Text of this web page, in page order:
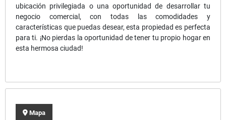
ubicación privilegiada o una oportunidad de desarrollar tu
negocio comercial, con todas las comodidades y
características que puedas desear, esta propiedad es perfecta
para ti. ¡No pierdas la oportunidad de tener tu propio hogar en
esta hermosa ciudad!
Mapa